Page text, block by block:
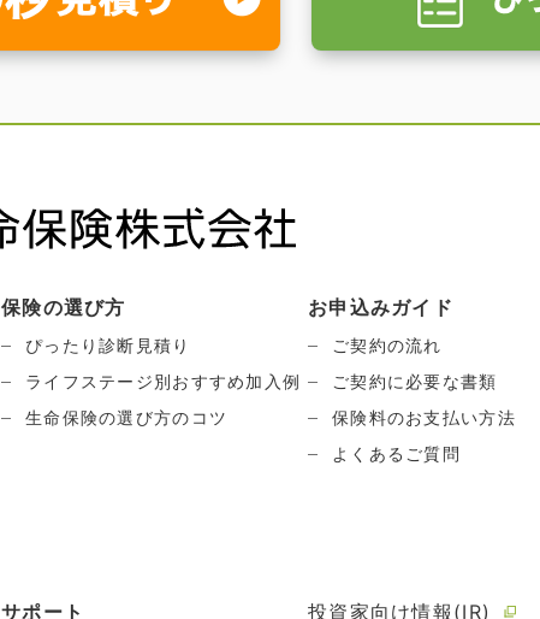
保険の選び方
ぴったり診断見積り
ライフステージ別おすすめ加入例
生命保険の選び方のコツ
お申込みガイド
ご契約の流れ
ご契約に必要な書類
保険料のお支払い方法
よくあるご質問
サポート 投資家向け情報(IR)